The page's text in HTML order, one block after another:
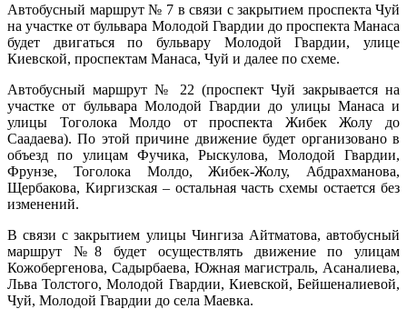
Автобусный маршрут № 7 в связи с закрытием проспекта Чуй
на участке от бульвара Молодой Гвардии до проспекта Манаса
будет двигаться по бульвару Молодой Гвардии, улице
Киевской, проспектам Манаса, Чуй и далее по схеме.
Автобусный маршрут № 22 (проспект Чуй закрывается на
участке от бульвара Молодой Гвардии до улицы Манаса и
улицы Тоголока Молдо от проспекта Жибек Жолу до
Саадаева). По этой причине движение будет организовано в
объезд по улицам Фучика, Рыскулова, Молодой Гвардии,
Фрунзе, Тоголока Молдо, Жибек-Жолу, Абдрахманова,
Щербакова, Киргизская – остальная часть схемы остается без
изменений.
В связи с закрытием улицы Чингиза Айтматова, автобусный
маршрут №8 будет осуществлять движение по улицам
Кожобергенова, Садырбаева, Южная магистраль, Асаналиева,
Льва Толстого, Молодой Гвардии, Киевской, Бейшеналиевой,
Чуй, Молодой Гвардии до села Маевка.